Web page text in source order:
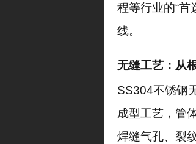
程等行业的“首
线。
无缝工艺：从
SS304不锈钢
成型工艺，管
焊缝气孔、裂